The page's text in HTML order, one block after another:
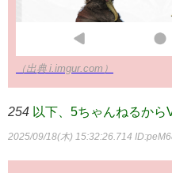
（出典 i.imgur.com）
254 以下、5ちゃんねるから
2025/09/18(木) 15:32:26.714